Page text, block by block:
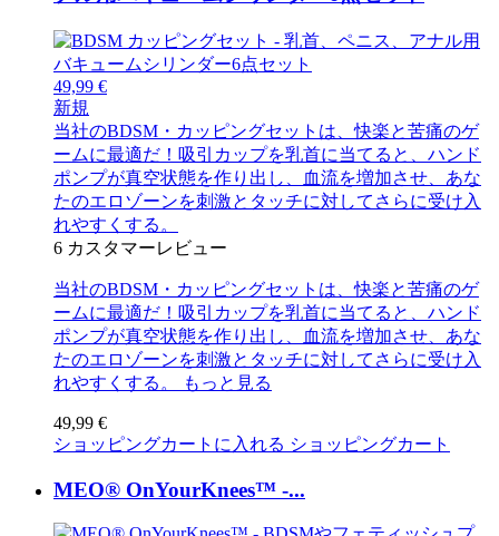
49,99 €
新規
当社のBDSM・カッピングセットは、快楽と苦痛のゲ
ームに最適だ！吸引カップを乳首に当てると、ハンド
ポンプが真空状態を作り出し、血流を増加させ、あな
たのエロゾーンを刺激とタッチに対してさらに受け入
れやすくする。
6 カスタマーレビュー
当社のBDSM・カッピングセットは、快楽と苦痛のゲ
ームに最適だ！吸引カップを乳首に当てると、ハンド
ポンプが真空状態を作り出し、血流を増加させ、あな
たのエロゾーンを刺激とタッチに対してさらに受け入
れやすくする。
もっと見る
49,99 €
ショッピングカートに入れる ショッピングカート
MEO® OnYourKnees™ -...